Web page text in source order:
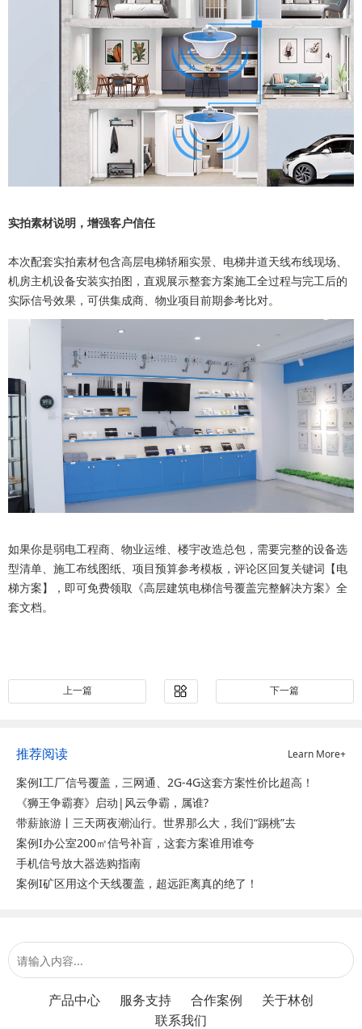
实拍素材说明，增强客户信任
本次配套实拍素材包含高层电梯轿厢实景、电梯井道天线布线现场、
机房主机设备安装实拍图，直观展示整套方案施工全过程与完工后的
实际信号效果，可供集成商、物业项目前期参考比对。
如果你是弱电工程商、物业运维、楼宇改造总包，需要完整的设备选
型清单、施工布线图纸、项目预算参考模板，评论区回复关键词【电
梯方案】，即可免费领取《高层建筑电梯信号覆盖完整解决方案》全
套文档。
上一篇 下一篇
推荐阅读 Learn More+
案例I工厂信号覆盖，三网通、2G-4G这套方案性价比超高！
《狮王争霸赛》启动|风云争霸，属谁?
带薪旅游丨三天两夜潮汕行。世界那么大，我们“踢桃”去
案例I办公室200㎡信号补盲，这套方案谁用谁夸
手机信号放大器选购指南
案例I矿区用这个天线覆盖，超远距离真的绝了！
产品中心 服务支持 合作案例
关于林创
联系我们